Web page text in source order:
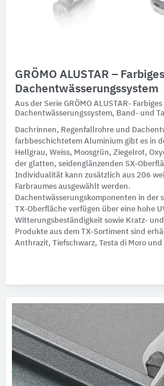
GRÖMO ALUSTAR – Farbiges
Dachentwässerungssystem
Aus der Serie GRÖMO ALUSTAR- Farbiges
Dachentwässerungssystem, Band- und
Dachrinnen, Regenfallrohre und
farbbeschichtetem Aluminium gibt es in
Hellgrau, Weiss, Moosgrün, Ziegelrot,
der glatten, seidenglänzenden SX-
Individualität kann zusätzlich aus 206
Farbraumes ausgewählt werden.
Dachentwässerungskomponenten in der
TX-Oberfläche verfügen über eine hohe
Witterungsbeständigkeit sowie Kratz-
Produkte aus dem TX-Sortiment sind
Anthrazit, Tiefschwarz, Testa di Moro und